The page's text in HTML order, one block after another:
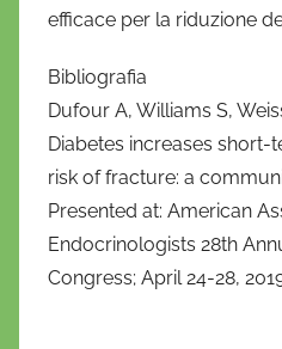
efficace per la riduzione
Bibliografia
Dufour A, Williams S,
Diabetes increases
risk of fracture: a
Presented at: American
Endocrinologists 28th
Congress; April 24-28,